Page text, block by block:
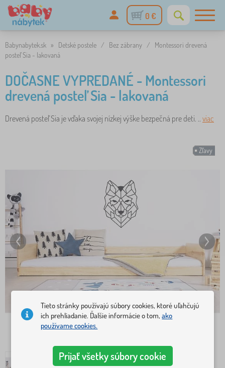
0 €
Babynabytek.sk » Detské postele / Bez zábrany /
Montessori drevená
posteľ Sia - lakovaná
DOČASNE VYPREDANÉ - Montessori
drevená posteľ Sia - lakovaná
Drevená posteľ Sia je vďaka svojej nízkej výške bezpečná pre deti. .. viac
Zľavy
Tieto stránky používajú súbory cookies, ktoré uľahčujú
ich prehliadanie. Ďalšie informácie o tom,ako
používame cookies.
Prijať všetky súbory cookie